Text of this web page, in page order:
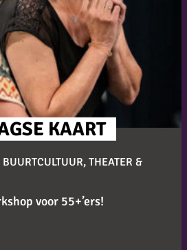
BUURTCULTUUR, THEATER &
KAART
voor 55+’ers!